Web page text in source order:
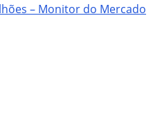
– Monitor do Mercado